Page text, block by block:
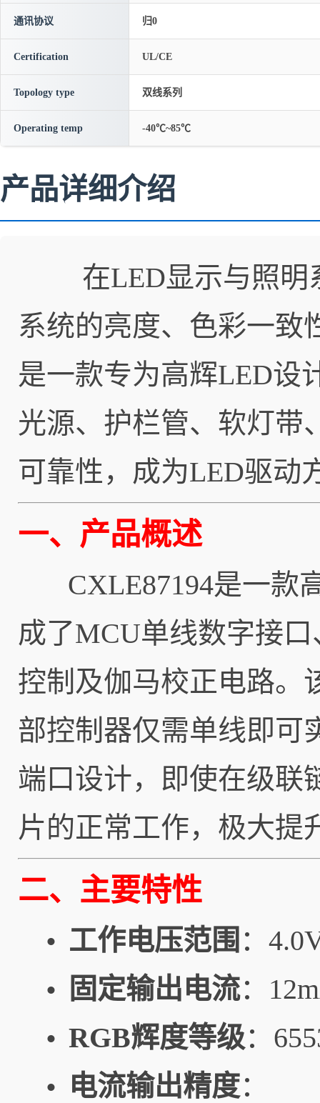
通讯协议 归0
Certification UL/CE
Topology type 双线系列
Operating temp -40℃~85℃
产品详细介绍
在LED显示与照明系
系统的亮度、色彩一致
是一款专为高辉LED设
光源、护栏管、软灯带
可靠性，成为LED驱动
一、产品概述
CXLE87194是一款
成了MCU单线数字接
控制及伽马校正电路。
部控制器仅需单线即可
端口设计，即使在级联
片的正常工作，极大提
二、主要特性
• 工作电压范围 ：
• 固定输出电流：
• RGB辉度等级：
• 电流输出精度：